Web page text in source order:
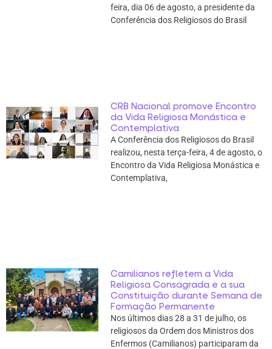
feira, dia 06 de agosto, a presidente da
Conferência dos Religiosos do Brasil
CRB Nacional promove Encontro
da Vida Religiosa Monástica e
Contemplativa
A Conferência dos Religiosos do Brasil
realizou, nesta terça-feira, 4 de agosto, o
Encontro da Vida Religiosa Monástica e
Contemplativa,
Camilianos refletem a Vida
Religiosa Consagrada e a sua
Constituição durante Semana de
Formação Permanente
Nos últimos dias 28 a 31 de julho, os
religiosos da Ordem dos Ministros dos
Enfermos (Camilianos) participaram da